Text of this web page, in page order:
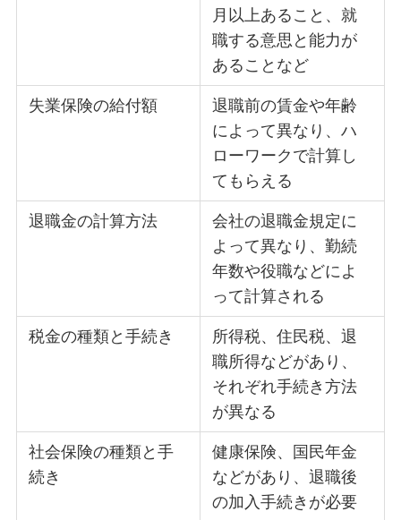
月以上あること、就
職する意思と能力が
あることなど
失業保険の給付額
退職前の賃金や年齢
によって異なり、ハ
ローワークで計算し
てもらえる
退職金の計算方法
会社の退職金規定に
よって異なり、勤続
年数や役職などによ
って計算される
税金の種類と手続き
所得税、住民税、退
職所得などがあり、
それぞれ手続き方法
が異なる
社会保険の種類と手
続き
健康保険、国民年金
などがあり、退職後
の加入手続きが必要